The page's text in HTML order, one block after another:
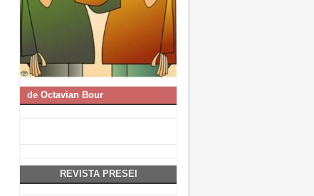
de Octavian Bour
REVISTA PRESEI